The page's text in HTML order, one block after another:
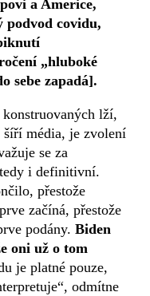
a Americe,
podvod covidu,
„hluboké
sebe zapadá].
lží,
šíří média, je zvolení
se za
i definitivní.
přestože
začíná, přestože
podány. Biden
oni už o tom
je platné pouze,
odmítne